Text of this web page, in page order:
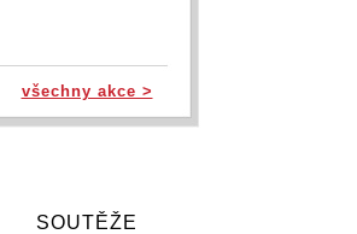
všechny akce >
SOUTĚŽE